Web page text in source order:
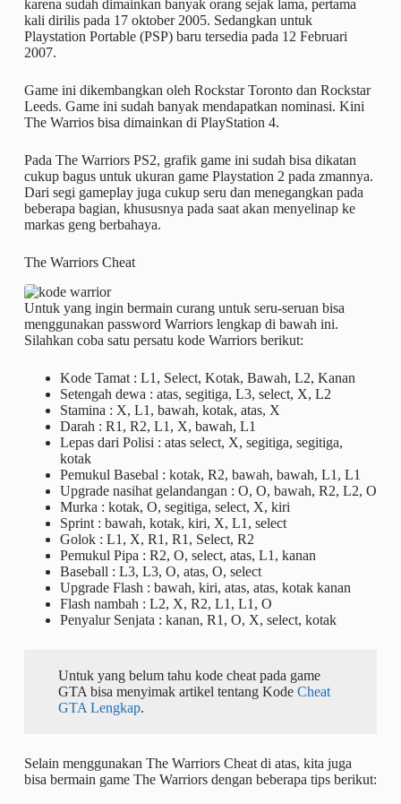
karena sudah dimainkan banyak orang sejak lama, pertama
kali dirilis pada 17 oktober 2005. Sedangkan untuk
Playstation Portable (PSP) baru tersedia pada 12 Februari
2007.
Game ini dikembangkan oleh Rockstar Toronto dan Rockstar
Leeds. Game ini sudah banyak mendapatkan nominasi. Kini
The Warrios bisa dimainkan di PlayStation 4.
Pada The Warriors PS2, grafik game ini sudah bisa dikatan
cukup bagus untuk ukuran game Playstation 2 pada zmannya.
Dari segi gameplay juga cukup seru dan menegangkan pada
beberapa bagian, khususnya pada saat akan menyelinap ke
markas geng berbahaya.
The Warriors Cheat
Untuk yang ingin bermain curang untuk seru-seruan bisa
menggunakan password Warriors lengkap di bawah ini.
Silahkan coba satu persatu kode Warriors berikut:
Kode Tamat : L1, Select, Kotak, Bawah, L2, Kanan
Setengah dewa : atas, segitiga, L3, select, X, L2
Stamina : X, L1, bawah, kotak, atas, X
Darah : R1, R2, L1, X, bawah, L1
Lepas dari Polisi : atas select, X, segitiga, segitiga,
kotak
Pemukul Basebal : kotak, R2, bawah, bawah, L1, L1
Upgrade nasihat gelandangan : O, O, bawah, R2, L2, O
Murka : kotak, O, segitiga, select, X, kiri
Sprint : bawah, kotak, kiri, X, L1, select
Golok : L1, X, R1, R1, Select, R2
Pemukul Pipa : R2, O, select, atas, L1, kanan
Baseball : L3, L3, O, atas, O, select
Upgrade Flash : bawah, kiri, atas, atas, kotak kanan
Flash nambah : L2, X, R2, L1, L1, O
Penyalur Senjata : kanan, R1, O, X, select, kotak
Untuk yang belum tahu kode cheat pada game
GTA bisa menyimak artikel tentang Kode Cheat
GTA Lengkap.
Selain menggunakan The Warriors Cheat di atas, kita juga
bisa bermain game The Warriors dengan beberapa tips berikut: